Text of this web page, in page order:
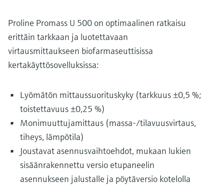
Proline Promass U 500 on optimaalinen ratkaisu
erittäin tarkkaan ja luotettavaan
virtausmittaukseen biofarmaseuttisissa
kertakäyttösovelluksissa:
Lyömätön mittaussuorituskyky (tarkkuus ±0,5 %;
toistettavuus ±0,25 %)
Monimuuttujamittaus (massa-/tilavuusvirtaus,
tiheys, lämpötila)
Joustavat asennusvaihtoehdot, mukaan lukien
sisäänrakennettu versio etupaneelin
asennukseen jalustalle ja pöytäversio kotelolla